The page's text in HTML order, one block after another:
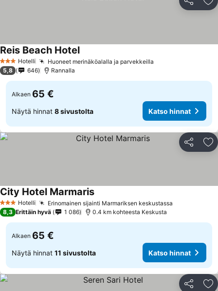
Jaa
3 Tähtiluokitus
Hotelli Huoneet merinäköalalla ja parvekkeilla
Reis Beach Hotel
5,8 646 Rannalla
Alkaen 65 €
Näytä hinnat 8 sivustolta Katso hinnat
Jaa
3 Tähtiluokitus
Hotelli Erinomainen sijainti Marmariksen keskustassa
City Hotel Marmaris
8,3 Erittäin hyvä 1 086 0.4 km kohteesta Keskusta
Alkaen 65 €
Näytä hinnat 11 sivustolta Katso hinnat
Jaa